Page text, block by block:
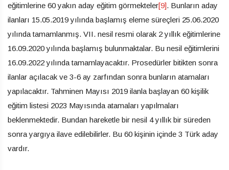
eğitimlerine 60 yakın aday eğitim görmekteler[9]. Bunların aday
ilanları 15.05.2019 yılında başlamış eleme süreçleri 25.06.2020
yılında tamamlanmış. VII. nesil resmi olarak 2 yıllık eğitimlerine
16.09.2020 yılında başlamış bulunmaktalar. Bu nesil eğitimlerini
16.09.2022 yılında tamamlayacaktır. Prosedürler bitikten sonra
ilanlar açılacak ve 3-6 ay zarfından sonra bunların atamaları
yapılacaktır. Tahminen Mayısı 2019 ilanla başlayan 60 kişilik
eğitim listesi 2023 Mayısında atamaları yapılmaları
beklenmektedir. Bundan hareketle bir nesil 4 yıllık bir süreden
sonra yargıya ilave edilebilirler. Bu 60 kişinin içinde 3 Türk aday
vardır.